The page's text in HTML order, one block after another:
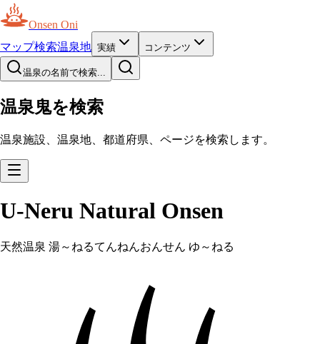
Onsen Oni
マップ検索温泉地 実績 コンテンツ
温泉の名前で検索...
温泉鬼を検索
温泉施設、温泉地、都道府県、ページを検索します。
U-Neru Natural Onsen
天然温泉 湯～ねるてんねんおんせん ゆ～ねる